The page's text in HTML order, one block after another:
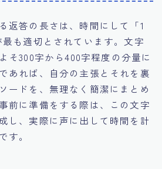
返答の長さは、時間にして「1
も適切とされています。文字
そ300字から400字程度の分量に
あれば、自分の主張とそれを裏
ードを、無理なく簡潔にまとめ
前に準備をする際は、この文字
し、実際に声に出して時間を計
す。